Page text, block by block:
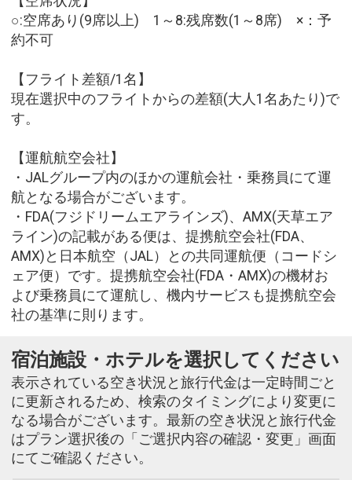
○:空席あり(9席以上) 1～8:残席数(1～8席) ×：予
約不可
【フライト差額/1名】
現在選択中のフライトからの差額(大人1名あたり)で
す。
【運航航空会社】
・JALグループ内のほかの運航会社・乗務員にて運
航となる場合がございます。
・FDA(フジドリームエアラインズ)、AMX(天草エア
ライン)の記載がある便は、提携航空会社(FDA、
AMX)と日本航空（JAL）との共同運航便（コードシ
ェア便）です。提携航空会社(FDA・AMX)の機材お
よび乗務員にて運航し、機内サービスも提携航空会
社の基準に則ります。
宿泊施設・ホテルを選択してください
表示されている空き状況と旅行代金は一定時間ごと
に更新されるため、検索のタイミングにより変更に
なる場合がございます。最新の空き状況と旅行代金
はプラン選択後の「ご選択内容の確認・変更」画面
にてご確認ください。